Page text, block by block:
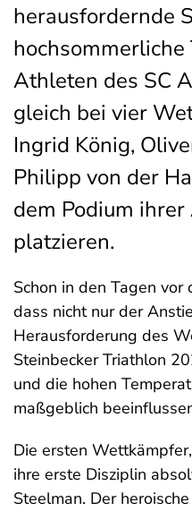
herausfordernde
hochsommerliche
Athleten des SC
gleich bei vier
Ingrid König,
Philipp von der
dem Podium
platzieren.
Schon in den Tagen
dass nicht nur der
Herausforderung des
Steinbecker Triathlon
und die hohen
maßgeblich
Die ersten
ihre erste Disziplin
Steelman. Der